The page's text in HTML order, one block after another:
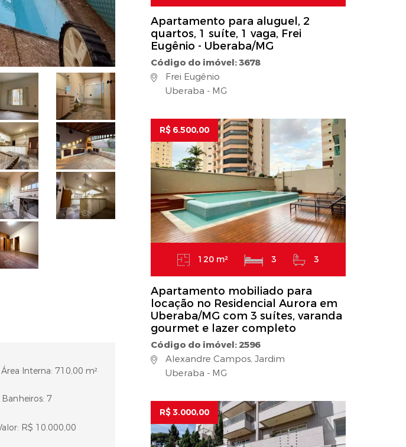
Área Interna: 710,00 m²
Banheiros: 7
R$ 10.000,00
Apartamento para aluguel, 2
quartos, 1 suíte, 1 vaga, Frei
Eugênio - Uberaba/MG
Código do imóvel: 3678
Frei Eugênio
Uberaba - MG
R$ 6.500,00
120 m² 3 3
Apartamento mobiliado para
locação no Residencial Aurora em
Uberaba/MG com 3 suítes, varanda
gourmet e lazer completo
Código do imóvel: 2596
Alexandre Campos, Jardim
Uberaba - MG
R$ 3.000,00